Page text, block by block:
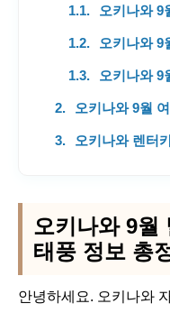
오키나와 9
오키나와 9
오키나와 9
오키나와 9월
오키나와 렌터카, 오
오키나와 9월
태풍 정보 총
안녕하세요. 오키나와